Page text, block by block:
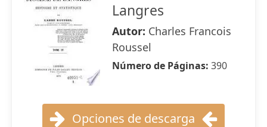
Langres
Autor: Charles Francois
Roussel
Número de Páginas: 390
Opciones de descarga